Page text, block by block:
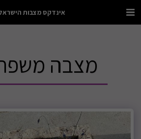
אינדקס מצבות
מצבה